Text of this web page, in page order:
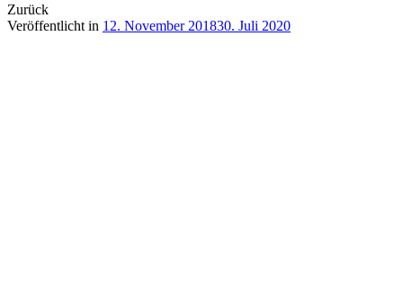
Zurück
Veröffentlicht in 12. November 201830. Juli 2020